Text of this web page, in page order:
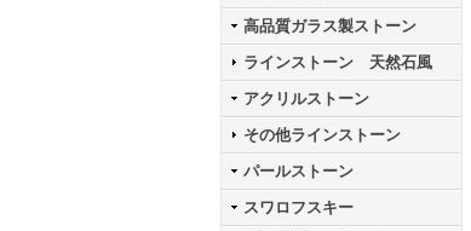
高品質ガラス製ストーン
ラインストーン 天然石風
アクリルストーン
その他ラインストーン
パールストーン
スワロフスキー
ニュアンス メタリック クロムパウダー ケ
ース入り
通常販売価格303円